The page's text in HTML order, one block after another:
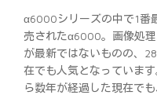
α6000シリーズの中で1番
売されたα6000。画像処
が最新ではないものの、
在でも人気となっていま
ら数年が経過した現在で